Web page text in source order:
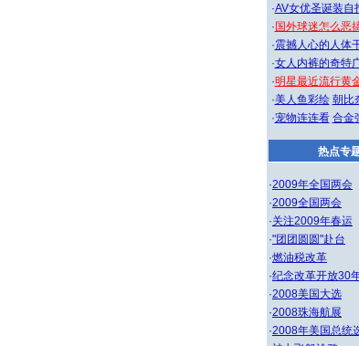
·AV女优圣诞装自
· 国外球迷怎么恶
·震撼人心的人体
·女人内裤的奇特
·明星最近流行黄
·美人鱼彩绘 朝比
·宠物连连看 合金
热点专
·2009年全国两会
·2009全国两会
·关注2009年春运
·"团团圆圆"赴台
·燃油税改革
·纪念改革开放30
·2008美国大选
·2008珠海航展
·2008年美国总统